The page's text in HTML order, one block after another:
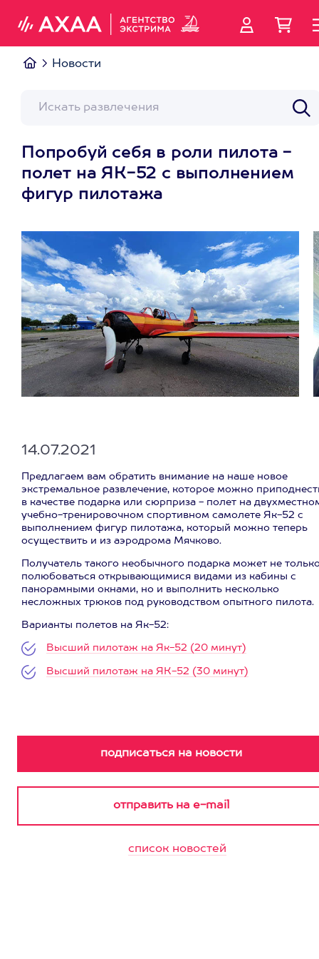
Новости
Попробуй себя в роли пилота -
полет на ЯК-52 с выполнением
фигур пилотажа
14.07.2021
Предлагаем вам обратить внимание на наше новое
экстремальное развлечение, которое можно
в качестве подарка или сюрприза - полет на
учебно-тренировочном спортивном самолете Як-52 с
выполнением фигур пилотажа, который можно теперь
осуществить и из аэродрома Мячково.
Получатель такого необычного подарка может не
полюбоваться открывающимися видами из кабины с
панорамными окнами, но и выполнить несколько
несложных трюков под руководством опытного пилота.
Варианты полетов на Як-52:
Высший пилотаж на Як-52 (20 минут)
Высший пилотаж на ЯК-52 (30 минут)
список новостей